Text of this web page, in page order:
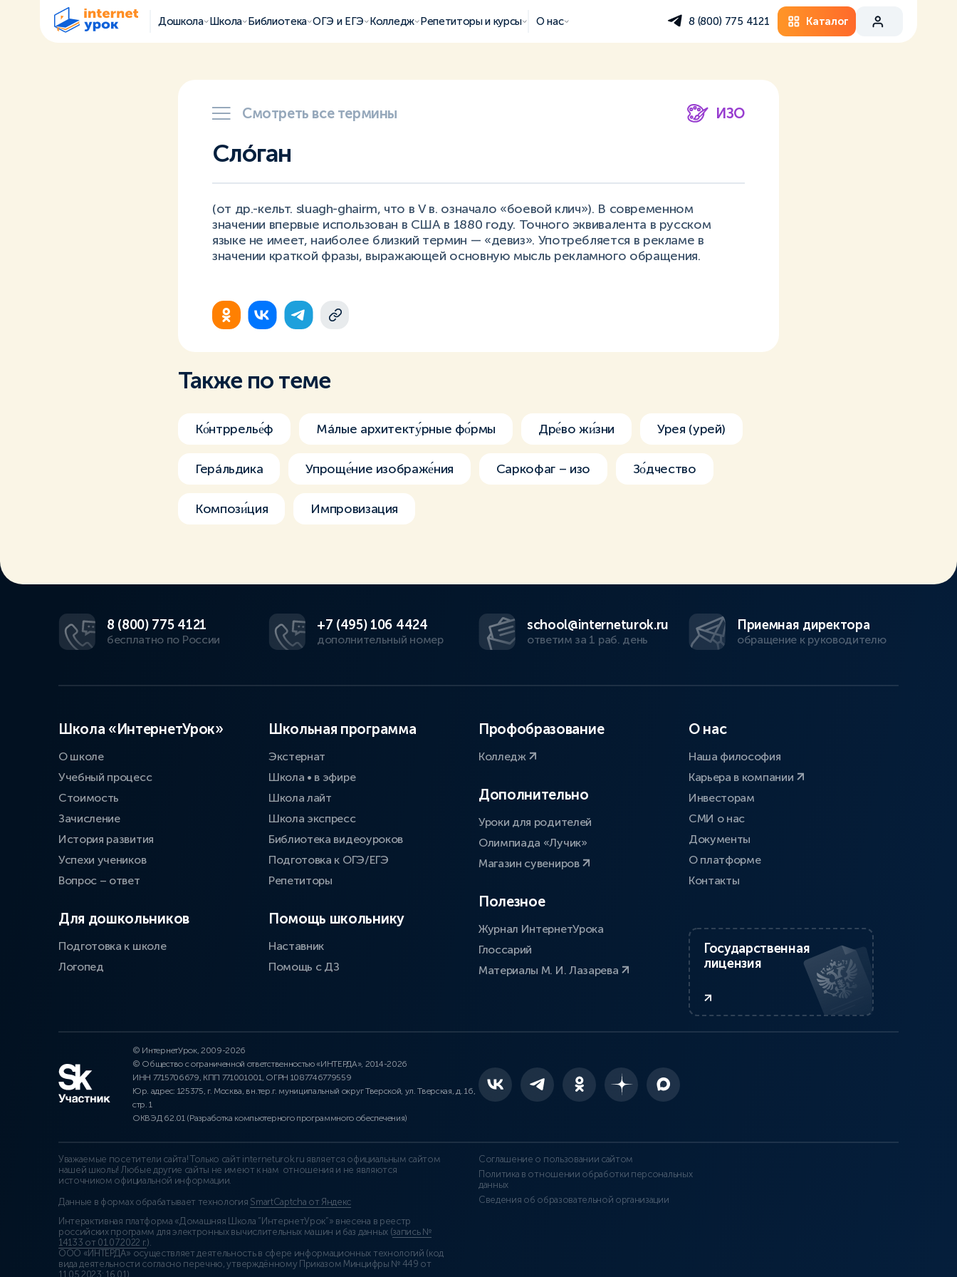
Дошкола Школа Библиотека ОГЭ и ЕГЭ Колледж Репетиторы и курсы О нас 8 (800) 775 4121 Каталог
Смотреть все термины ИЗО
Слóган
(от др.-кельт. sluagh-ghairm, что в V в. означало «боевой клич»). В современном
значении впервые использован в США в 1880 году. Точного эквивалента в русском
языке не имеет, наиболее близкий термин — «девиз». Употребляется в рекламе в
значении краткой фразы, выражающей основную мысль рекламного обращения.
Также по теме
Ко́нтррелье́ф Мáлые архитекту́рные фо́рмы Дре́во жи́зни Урея (урей)
Герáльдика Упроще́ние изображе́ния Саркофаг – изо Зо́дчество
Компози́ция Импровизация
8 (800) 775 4121
бесплатно по России
+7 (495) 106 4424
дополнительный номер
school@interneturok.ru
ответим за 1 раб. день
Приемная директора
обращение к руководителю
Школа «ИнтернетУрок»
О школе
Учебный процесс
Стоимость
Зачисление
История развития
Успехи учеников
Вопрос – ответ
Для дошкольников
Подготовка к школе
Логопед
Школьная программа
Экстернат
Школа • в эфире
Школа лайт
Школа экспресс
Библиотека видеоуроков
Подготовка к ОГЭ/ЕГЭ
Репетиторы
Помощь школьнику
Наставник
Помощь с ДЗ
Профобразование
Колледж
Дополнительно
Уроки для родителей
Олимпиада «Лучик»
Магазин сувениров
Полезное
Журнал ИнтернетУрока
Глоссарий
Материалы М. И. Лазарева
О нас
Наша философия
Карьера в компании
Инвесторам
СМИ о нас
Документы
О платформе
Контакты
Государственная
лицензия
© ИнтернетУрок, 2009-2026
© Общество с ограниченной ответственностью «ИНТЕРДА», 2014-2026
ИНН 7715706679, КПП 771001001, ОГРН 1087746779559
Юр. адрес: 125375, г. Москва, вн.тер.г. муниципальный округ Тверской, ул. Тверская, д. 16,
стр. 1
ОКВЭД 62.01 (Разработка компьютерного программного обеспечения)
Уважаемые посетители сайта! Только сайт interneturok.ru является официальным сайтом
нашей школы! Любые другие сайты не имеют к нам отношения и не являются
источником официальной информации.
Данные в формах обрабатывает технология SmartCaptcha от Яндекс
Интерактивная платформа «Домашняя Школа “ИнтернетУрок”» внесена в реестр
российских программ для электронных вычислительных машин и баз данных (запись №
14133 от 01.07.2022 г.).
ООО «ИНТЕРДА» осуществляет деятельность в сфере информационных технологий (код
вида деятельности согласно перечню, утверждённому Приказом Минцифры № 449 от
11.05.2023: 16.01)
Соглашение о пользовании сайтом
Политика в отношении обработки персональных
данных
Сведения об образовательной организации